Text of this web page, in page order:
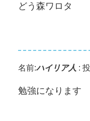
どう森ワロタ
名前:ハイリア人 :
勉強になります